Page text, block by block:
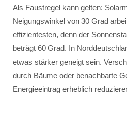
Als Faustregel kann gelten:
Neigungswinkel von 30 Grad
effizientesten, denn der
beträgt 60 Grad. In
etwas stärker geneigt sein.
durch Bäume oder benachbarte
Energieeintrag erheblich